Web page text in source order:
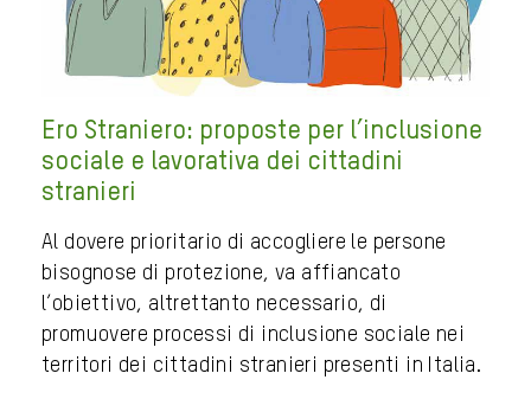
Ero Straniero: proposte per l’inclusione
sociale e lavorativa dei cittadini
stranieri
Al dovere prioritario di accogliere le persone
bisognose di protezione, va affiancato
l’obiettivo, altrettanto necessario, di
promuovere processi di inclusione sociale nei
territori dei cittadini stranieri presenti in Italia.